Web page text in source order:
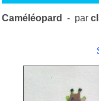
Caméléopard - par